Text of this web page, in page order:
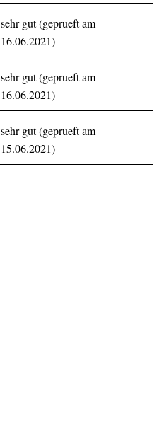
sehr gut (geprueft am
16.06.2021)
sehr gut (geprueft am
16.06.2021)
sehr gut (geprueft am
15.06.2021)